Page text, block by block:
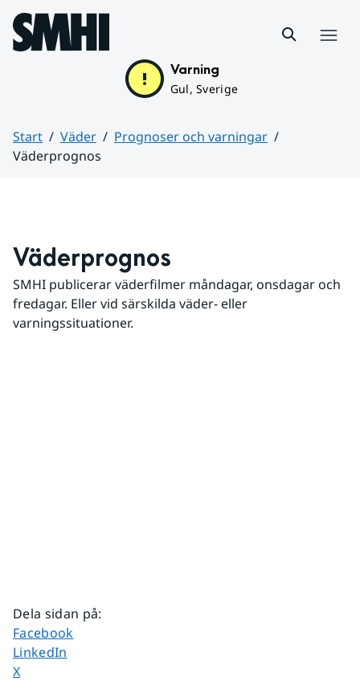
Hoppa till sidans innehåll
Varning
Gul, Sverige
Start Väder
Prognoser och varningar
Väderprognos
Väderprognos
SMHI publicerar väderfilmer måndagar, onsdagar och
fredagar. Eller vid särskilda väder- eller
varningssituationer.
Dela sidan på:
Dela sidan på
Facebook
Dela sidan på
LinkedIn
Dela sidan på
X